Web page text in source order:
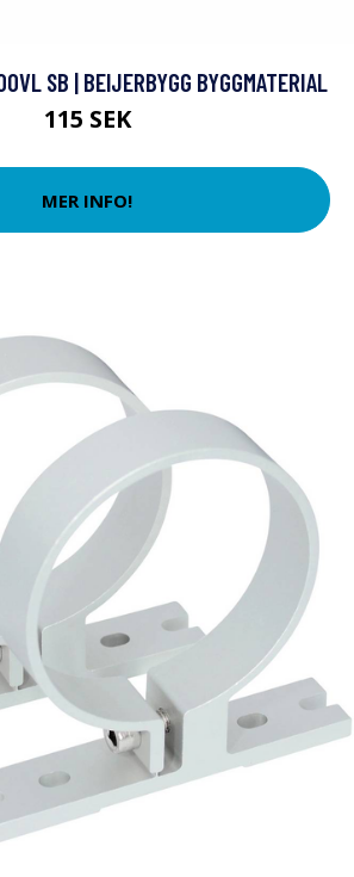
SB | BEIJERBYGG BYGGMATERIAL
115 SEK
MER INFO!